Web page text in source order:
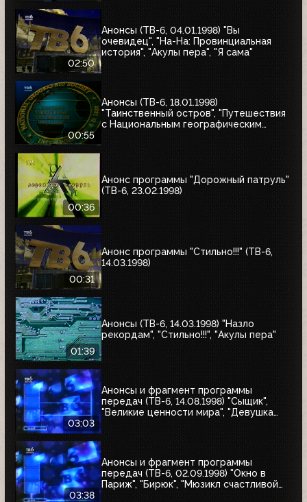
02:50
Анонсы (ТВ-6, 04.01.1998) "Вы
очевидец", "На-На: Провинциальная
история", "Акулы пера", "Я сама"
00:55
Анонсы (ТВ-6, 18.01.1998)
"Таинственный остров", "Путешествия
с Национальным географическим
00:36
Анонс программы "Дорожный патруль"
(ТВ-6, 23.02.1998)
00:31
Анонс программы "Стильно!!!" (ТВ-6,
14.03.1998)
01:39
Анонсы (ТВ-6, 14.03.1998) "Назло
рекордам", "Стильно!!!", "Акулы пера"
03:03
Анонсы и фрагмент программы
передач (ТВ-6, 14.08.1998) "Сыщик",
"Великие ценности мира", "Девушка
03:38
Анонсы и фрагмент программы
передач (ТВ-6, 02.09.1998) "Окно в
Париж", "Бирюк", "Мюзикл счастливой